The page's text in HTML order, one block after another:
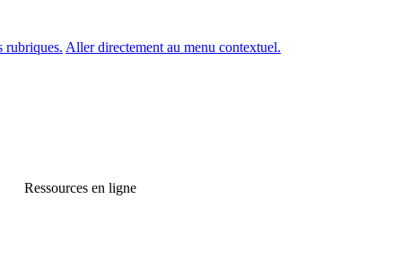
rubriques. Aller directement au menu contextuel.
Ressources en ligne